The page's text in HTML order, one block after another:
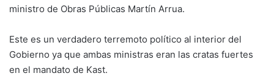
ministro de Obras Públicas Martín Arrua.
Este es un verdadero terremoto político al interior del
Gobierno ya que ambas ministras eran las cratas fuertes
en el mandato de Kast.